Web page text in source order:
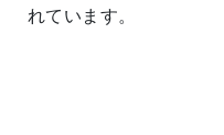
れています。